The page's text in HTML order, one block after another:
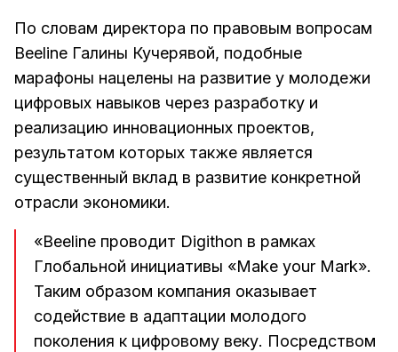
По словам директора по правовым вопросам
Beeline Галины Кучерявой, подобные
марафоны нацелены на развитие у молодежи
цифровых навыков через разработку и
реализацию инновационных проектов,
результатом которых также является
существенный вклад в развитие конкретной
отрасли экономики.
«Beeline проводит Digithon в рамках
Глобальной инициативы «Make your Mark».
Таким образом компания оказывает
содействие в адаптации молодого
поколения к цифровому веку. Посредством